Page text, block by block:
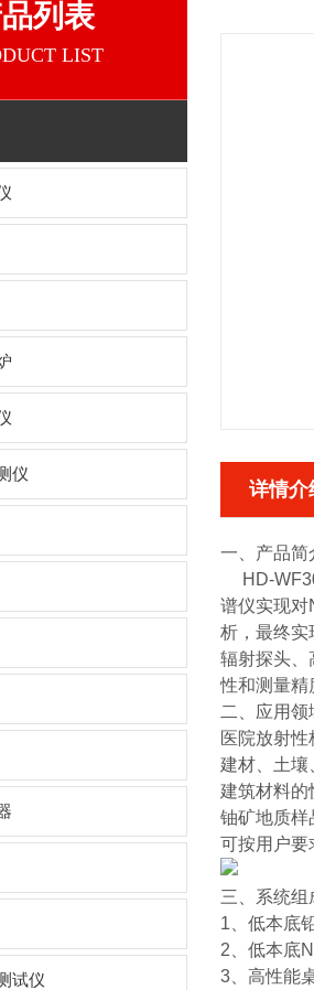
列表
LIST
仪
试仪
详情介
一、产品简
HD-
谱仪实现对
析，最终实
辐射探头、
性和测量精
二、应用领
医院放射性
建材、土壤
建筑材料的
铀矿地质样
可按用户要
三、系统组
1、低本底
2、低本底
3、高性能